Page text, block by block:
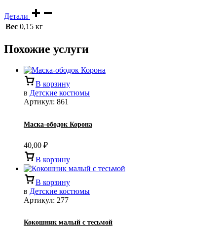
Детали
Вес 0,15 кг
Похожие услуги
В корзину
в Детские костюмы
Артикул: 861
Маска-ободок Корона
40,00 ₽
В корзину
В корзину
в Детские костюмы
Артикул: 277
Кокошник малый с тесьмой